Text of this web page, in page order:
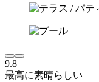
9.8
最高に素晴らしい